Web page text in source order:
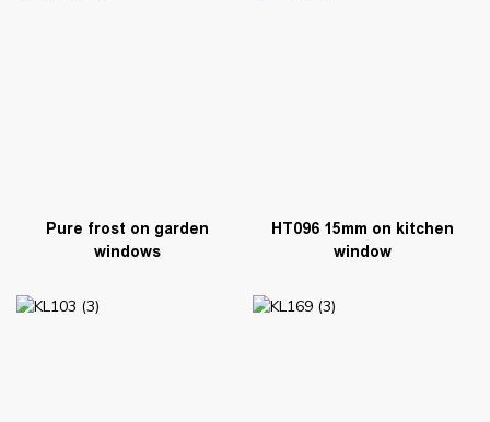
Pure frost on garden
windows
HT096 15mm on kitchen
window